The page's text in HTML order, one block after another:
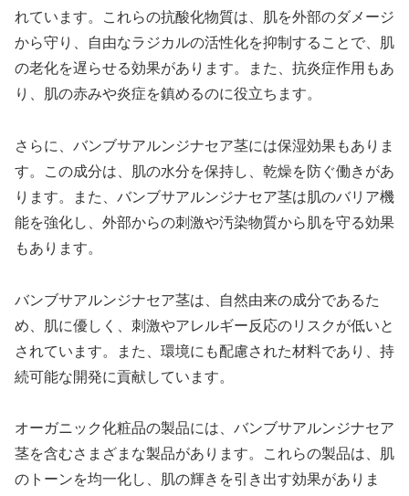
れています。これらの抗酸化物質は、肌を外部のダメージ
から守り、自由なラジカルの活性化を抑制することで、肌
の老化を遅らせる効果があります。また、抗炎症作用もあ
り、肌の赤みや炎症を鎮めるのに役立ちます。
さらに、バンブサアルンジナセア茎には保湿効果もありま
す。この成分は、肌の水分を保持し、乾燥を防ぐ働きがあ
ります。また、バンブサアルンジナセア茎は肌のバリア機
能を強化し、外部からの刺激や汚染物質から肌を守る効果
もあります。
バンブサアルンジナセア茎は、自然由来の成分であるた
め、肌に優しく、刺激やアレルギー反応のリスクが低いと
されています。また、環境にも配慮された材料であり、持
続可能な開発に貢献しています。
オーガニック化粧品の製品には、バンブサアルンジナセア
茎を含むさまざまな製品があります。これらの製品は、肌
のトーンを均一化し、肌の輝きを引き出す効果がありま